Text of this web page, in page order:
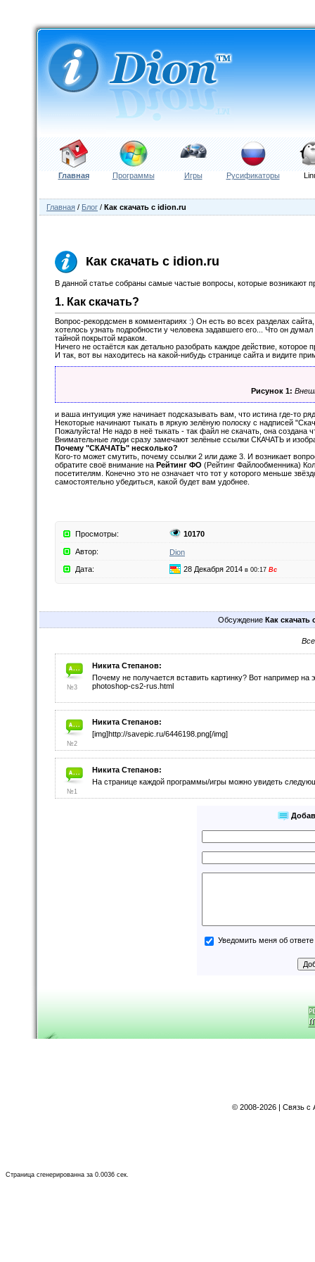
Главная Программы Игры Русификаторы
Главная / Блог / Как скачать с idion.ru
Как скачать с idion.ru
В данной статье собраны самые частые вопросы, которые возникают
1. Как скачать?
Вопрос-рекордсмен в комментариях :) Он есть во всех разделах
хотелось узнать подробности у человека задавшего его... Что он
тайной покрытой мраком.
Ничего не остаётся как детально разобрать каждое действие, которое
И так, вот вы находитесь на какой-нибудь странице сайта и видите
Рисунок 1:
и ваша интуиция уже начинает подсказывать вам, что истина где-то
Некоторые начинают тыкать в яркую зелёную полоску с надписей
Пожалуйста! Не надо в неё тыкать - так файл не скачать, она создана
Внимательные люди сразу замечают зелёные ссылки СКАЧАТЬ и
Почему "СКАЧАТЬ" несколько?
Кого-то может смутить, почему ссылки 2 или даже 3. И возникает
обратите своё внимание на Рейтинг ФО (Рейтинг Файлообменника)
посетителям. Конечно это не означает что тот у которого меньше
самостоятельно убедиться, какой будет вам удобнее.
Просмотры: 10170
Автор:
Dion
Дата:
28 Декабря 2014 в 00:17 Вс
Обсуждение Как скачать
Никита Степанов:
Почему не получается вставить картинку? Вот например
photoshop-cs2-rus.html
№3
Никита Степанов:
[img]http://savepic.ru/6446198.png[/img]
№2
Никита Степанов:
На странице каждой программы/игры можно увидеть
№1
Уведомить меня об ответе
© 2008-2026 | Связь с
Страница сгенерированна за 0.0036 сек.